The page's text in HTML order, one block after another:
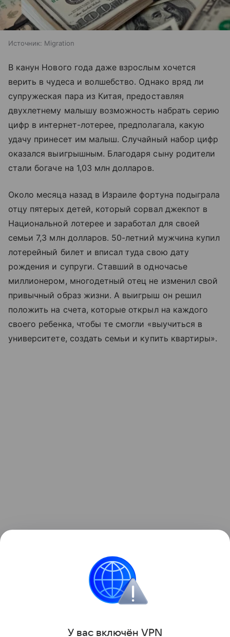
Источник: Migration
В канун Нового года даже взрослым хочется
верить в чудеса и волшебство. Однако вряд ли
супружеская пара из Китая, предоставляя
двухлетнему малышу возможность набрать серию
цифр в интернет-лотерее, предполагала, какую
удачу принесет им малыш. Случайный набор цифр
оказался выигрышным. Благодаря сыну родители
стали богаче на 1,03 млн долларов.
Около месяца назад в Израиле фортуна подыграла
отцу пятерых детей, который сорвал джекпот в
Национальной лотерее и заработал для своей
семьи 7,3 млн долларов. 50-летний мужчина купил
лотерейный билет и вписал туда свою дату
рождения и супруги. Ставший в одночасье
миллионером, многодетный отец не изменил свой
привычный образ жизни. А выигрыш он решил
положить на счета, которые открыл на каждого
своего ребенка, чтобы те смогли «выучиться в
университете, создать семьи и купить квартиры».
Два года назад в Италии стало известно о
крупном выигрыше в лотереюбезработного отца
У вас включён VPN